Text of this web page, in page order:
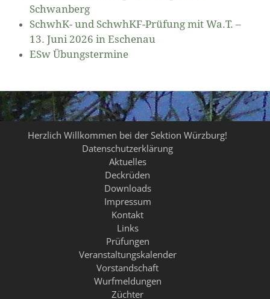
Schwanberg
SchwhK- und SchwhKF-Prüfung mit Wa.T. –
13. Juni 2026 in Eschenau
ESw Übungstermine
Herzlich Willkommen bei der Sektion Würzburg!
Datenschutzerklärung
Aktuelles
Deckrüden
Downloads
Impressum
Kontakt
Links
Prüfungen
Veranstaltungskalender
Vorstandschaft
Wurfmeldungen
Züchter